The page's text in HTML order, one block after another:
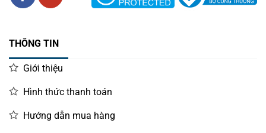
THÔNG TIN
Giới thiệu
Hình thức thanh toán
Hướng dẫn mua hàng